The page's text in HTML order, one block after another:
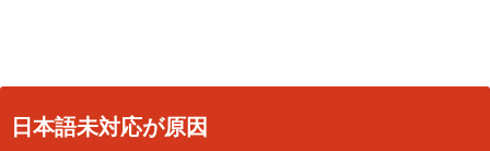
日本語未対応が原因